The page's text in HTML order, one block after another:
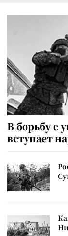
В борьбу с
вступает